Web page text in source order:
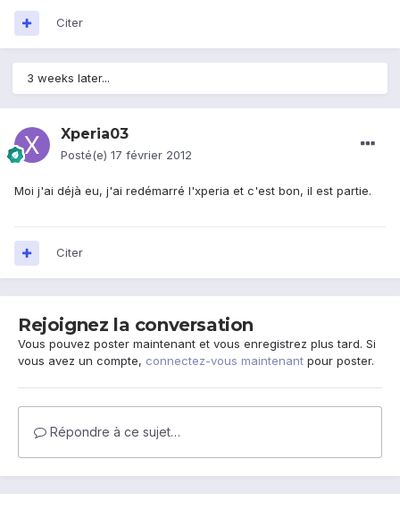
Citer
3 weeks later...
Xperia03
Posté(e) 17 février 2012
Moi j'ai déjà eu, j'ai redémarré l'xperia et c'est bon, il est partie.
Citer
Rejoignez la conversation
Vous pouvez poster maintenant et vous enregistrez plus tard. Si
vous avez un compte, connectez-vous maintenant pour poster.
Répondre à ce sujet…